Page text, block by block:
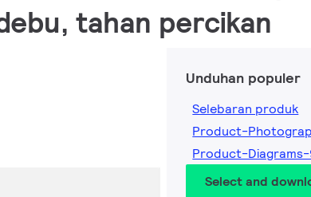
tahan percikan
Unduhan populer
Selebaran produk
Product-
Product-Diagrams-
Select and